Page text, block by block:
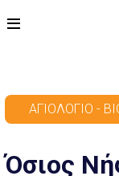
ΑΓΙΟΛΌΓΙΟ -
Όσιος